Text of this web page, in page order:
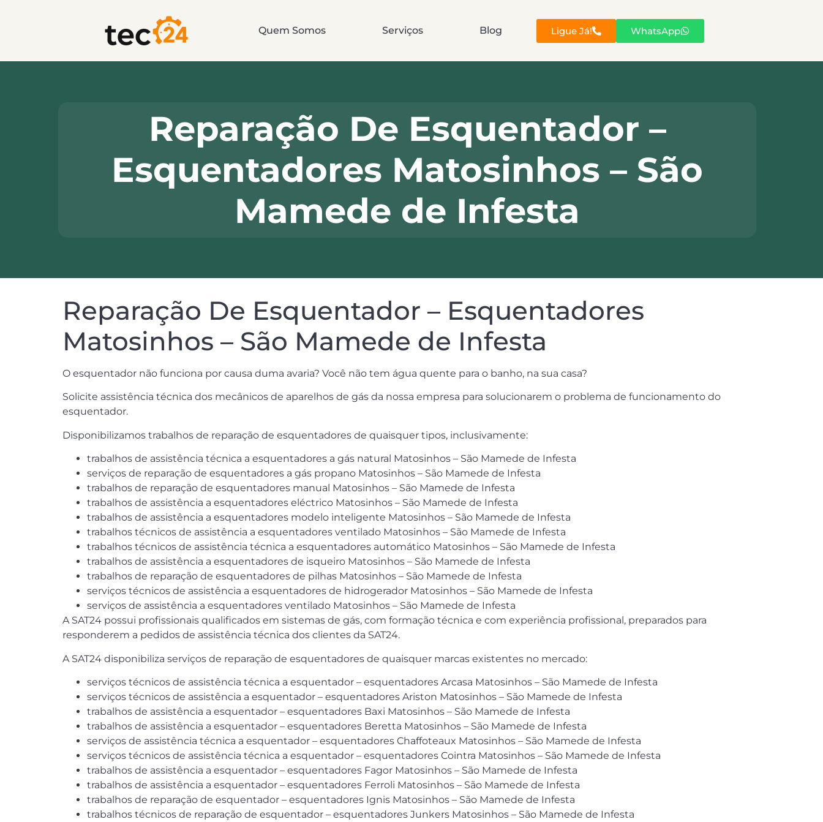
Quem Somos Serviços Blog Ligue Já! WhatsApp
Reparação De Esquentador –
Esquentadores Matosinhos – São
Mamede de Infesta
Reparação De Esquentador – Esquentadores
Matosinhos – São Mamede de Infesta
O esquentador não funciona por causa duma avaria? Você não tem água quente para o banho, na sua casa?
Solicite assistência técnica dos mecânicos de aparelhos de gás da nossa empresa para solucionarem o problema de funcionamento do
esquentador.
Disponibilizamos trabalhos de reparação de esquentadores de quaisquer tipos, inclusivamente:
trabalhos de assistência técnica a esquentadores a gás natural Matosinhos – São Mamede de Infesta
serviços de reparação de esquentadores a gás propano Matosinhos – São Mamede de Infesta
trabalhos de reparação de esquentadores manual Matosinhos – São Mamede de Infesta
trabalhos de assistência a esquentadores eléctrico Matosinhos – São Mamede de Infesta
trabalhos de assistência a esquentadores modelo inteligente Matosinhos – São Mamede de Infesta
trabalhos técnicos de assistência a esquentadores ventilado Matosinhos – São Mamede de Infesta
trabalhos técnicos de assistência técnica a esquentadores automático Matosinhos – São Mamede de Infesta
trabalhos de assistência a esquentadores de isqueiro Matosinhos – São Mamede de Infesta
trabalhos de reparação de esquentadores de pilhas Matosinhos – São Mamede de Infesta
serviços técnicos de assistência a esquentadores de hidrogerador Matosinhos – São Mamede de Infesta
serviços de assistência a esquentadores ventilado Matosinhos – São Mamede de Infesta
A SAT24 possui profissionais qualificados em sistemas de gás, com formação técnica e com experiência profissional, preparados para
responderem a pedidos de assistência técnica dos clientes da SAT24.
A SAT24 disponibiliza serviços de reparação de esquentadores de quaisquer marcas existentes no mercado:
serviços técnicos de assistência técnica a esquentador – esquentadores Arcasa Matosinhos – São Mamede de Infesta
serviços técnicos de assistência a esquentador – esquentadores Ariston Matosinhos – São Mamede de Infesta
trabalhos de assistência a esquentador – esquentadores Baxi Matosinhos – São Mamede de Infesta
trabalhos de assistência a esquentador – esquentadores Beretta Matosinhos – São Mamede de Infesta
serviços de assistência técnica a esquentador – esquentadores Chaffoteaux Matosinhos – São Mamede de Infesta
serviços técnicos de assistência técnica a esquentador – esquentadores Cointra Matosinhos – São Mamede de Infesta
trabalhos de assistência a esquentador – esquentadores Fagor Matosinhos – São Mamede de Infesta
trabalhos de assistência a esquentador – esquentadores Ferroli Matosinhos – São Mamede de Infesta
trabalhos de reparação de esquentador – esquentadores Ignis Matosinhos – São Mamede de Infesta
trabalhos técnicos de reparação de esquentador – esquentadores Junkers Matosinhos – São Mamede de Infesta